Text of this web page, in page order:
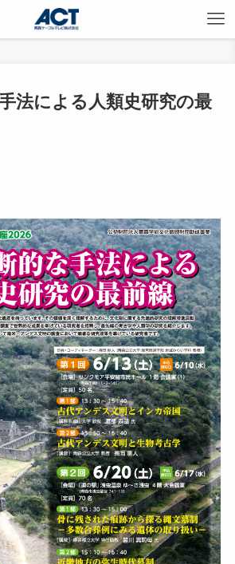
法による人類史研究の最